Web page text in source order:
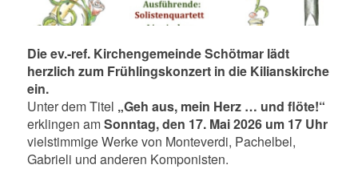
Die ev.-ref. Kirchengemeinde Schötmar lädt
herzlich zum Frühlingskonzert in die Kilianskirche
ein.
Unter dem Titel „Geh aus, mein Herz … und flöte!“
erklingen amSonntag, den 17. Mai 2026 um 17 Uhr
vielstimmige Werke von Monteverdi, Pachelbel,
Gabrieli und anderen Komponisten.